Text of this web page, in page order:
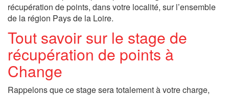
récupération de points, dans votre localité, sur l’ensemble
de la région Pays de la Loire.
Tout savoir sur le stage de
récupération de points à
Change
Rappelons que ce stage sera totalement à votre charge,